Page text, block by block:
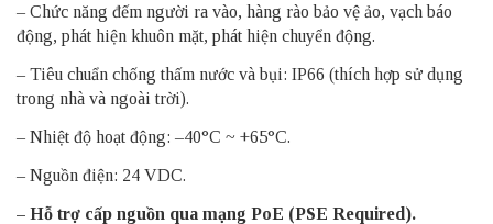
– Chức năng đếm người ra vào, hàng rào bảo vệ ảo, vạch báo
động, phát hiện khuôn mặt, phát hiện chuyển động.
– Tiêu chuẩn chống thấm nước và bụi: IP66 (thích hợp sử dụng
trong nhà và ngoài trời).
– Nhiệt độ hoạt động: –40°C ~ +65°C.
– Nguồn điện: 24 VDC.
– Hỗ trợ cấp nguồn qua mạng PoE (PSE Required).